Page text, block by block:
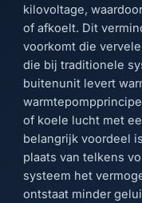
kilovoltage,
of afkoelt. Dit
voorkomt die
die bij traditionele
buitenunit levert
of koele lucht met
belangrijk voordeel
plaats van telkens
systeem het
ontstaat minder